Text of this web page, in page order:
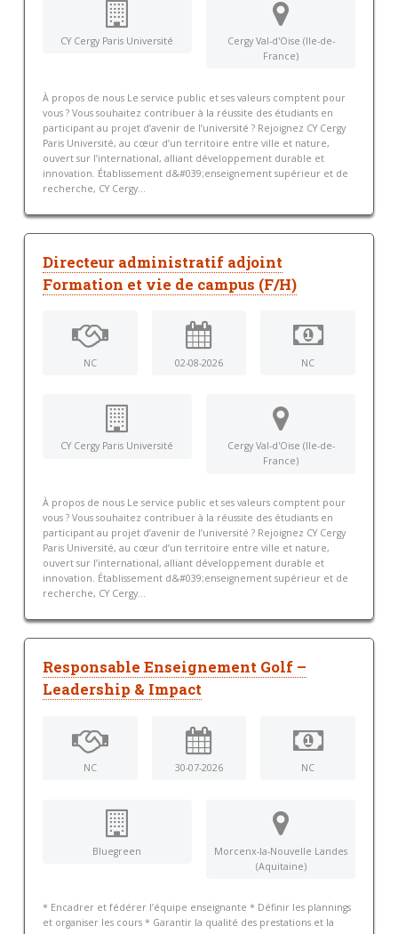
CY Cergy Paris Université
Cergy Val-d'Oise (Ile-de-
France)
À propos de nous Le service public et ses valeurs comptent pour
vous ? Vous souhaitez contribuer à la réussite des étudiants en
participant au projet d’avenir de l’université ? Rejoignez CY Cergy
Paris Université, au cœur d’un territoire entre ville et nature,
ouvert sur l’international, alliant développement durable et
innovation. Établissement d&#039;enseignement supérieur et de
recherche, CY Cergy...
Directeur administratif adjoint
Formation et vie de campus (F/H)
NC 02-08-2026 NC
CY Cergy Paris Université
Cergy Val-d'Oise (Ile-de-
France)
À propos de nous Le service public et ses valeurs comptent pour
vous ? Vous souhaitez contribuer à la réussite des étudiants en
participant au projet d’avenir de l’université ? Rejoignez CY Cergy
Paris Université, au cœur d’un territoire entre ville et nature,
ouvert sur l’international, alliant développement durable et
innovation. Établissement d&#039;enseignement supérieur et de
recherche, CY Cergy...
Responsable Enseignement Golf –
Leadership & Impact
NC 30-07-2026 NC
Bluegreen
Morcenx-la-Nouvelle Landes
(Aquitaine)
* Encadrer et fédérer l’équipe enseignante * Définir les plannings
et organiser les cours * Garantir la qualité des prestations et la